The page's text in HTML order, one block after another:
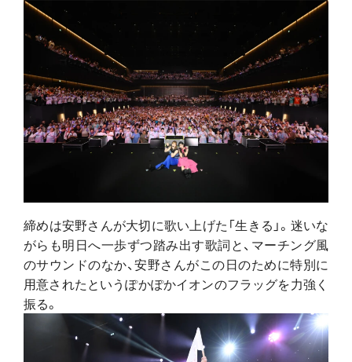
締めは安野さんが大切に歌い上げた「生きる」。迷いな
がらも明日へ一歩ずつ踏み出す歌詞と、マーチング風
のサウンドのなか、安野さんがこの日のために特別に
用意されたというぽかぽかイオンのフラッグを力強く
振る。